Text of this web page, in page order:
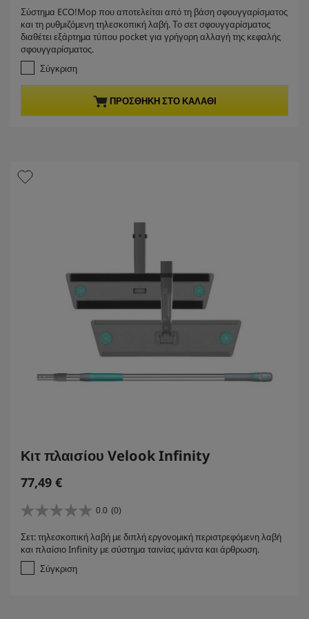
e
n
t
p
r
p
r
0
α
π
ό
α
έ
Σύστημα ECO!Mop που αποτελείται από τη βάση σφουγγαρίσματος
και τη ρυθμιζόμενη τηλεσκοπική λαβή. Το σετ σφουγγαρίσματος
διαθέτει εξάρτημα τύπου pocket για γρήγορη αλλαγή της κεφαλής
σφουγγαρίσματος.
Σύγκριση
ΠΡΟΣΘΉΚΗ ΣΤΟ ΚΑΛΆΘΙ
Κιτ πλαισίου Velook Infinity
77,49 €
0.0 (0)
0
0
α
ό
Σετ: τηλεσκοπική λαβή με διπλή εργονομική περιστρεφόμενη λαβή
και πλαίσιο Infinity με σύστημα ταινίας ιμάντα και άρθρωση.
Σύγκριση